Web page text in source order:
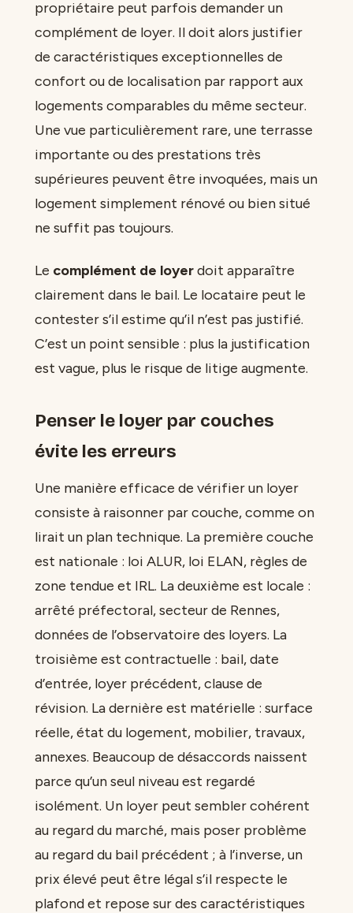
propriétaire peut parfois demander un
complément de loyer. Il doit alors justifier
de caractéristiques exceptionnelles de
confort ou de localisation par rapport aux
logements comparables du même secteur.
Une vue particulièrement rare, une terrasse
importante ou des prestations très
supérieures peuvent être invoquées, mais un
logement simplement rénové ou bien situé
ne suffit pas toujours.
Le complément de loyerdoit apparaître
clairement dans le bail. Le locataire peut le
contester s’il estime qu’il n’est pas justifié.
C’est un point sensible : plus la justification
est vague, plus le risque de litige augmente.
Penser le loyer par couches
évite les erreurs
Une manière efficace de vérifier un loyer
consiste à raisonner par couche, comme on
lirait un plan technique. La première couche
est nationale : loi ALUR, loi ELAN, règles de
zone tendue et IRL. La deuxième est locale :
arrêté préfectoral, secteur de Rennes,
données de l’observatoire des loyers. La
troisième est contractuelle : bail, date
d’entrée, loyer précédent, clause de
révision. La dernière est matérielle : surface
réelle, état du logement, mobilier, travaux,
annexes. Beaucoup de désaccords naissent
parce qu’un seul niveau est regardé
isolément. Un loyer peut sembler cohérent
au regard du marché, mais poser problème
au regard du bail précédent ; à l’inverse, un
prix élevé peut être légal s’il respecte le
plafond et repose sur des caractéristiques